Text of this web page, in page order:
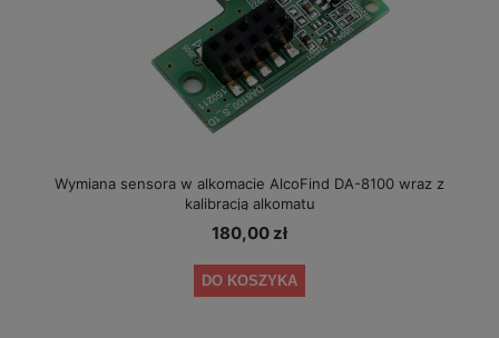
Wymiana sensora w alkomacie AlcoFind DA-8100 wraz z
kalibracją alkomatu
180,00 zł
DO KOSZYKA